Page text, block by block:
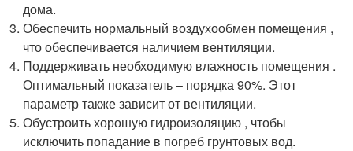
дома.
Обеспечить нормальный воздухообмен помещения ,
что обеспечивается наличием вентиляции.
Поддерживать необходимую влажность помещения .
Оптимальный показатель – порядка 90%. Этот
параметр также зависит от вентиляции.
Обустроить хорошую гидроизоляцию , чтобы
исключить попадание в погреб грунтовых вод.